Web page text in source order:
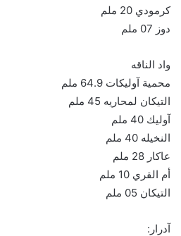
كرمودي 20 ملم
دوز 07 ملم
واد الناقه
محمية آوليكات 64.9 ملم
التيكان لمحاريه 45 ملم
آوليك 40 ملم
النخيله 40 ملم
عاكار 28 ملم
أم القري 10 ملم
التيكان 05 ملم
آدرار: